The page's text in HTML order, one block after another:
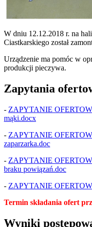
W dniu 12.12.2018 r. na
Ciastkarskiego został
Urządzenie ma pomóc w
produkcji pieczywa.
Zapytania
- ZAPYTANIE
mąki.docx
- ZAPYTANIE
zaparzarka.doc
- ZAPYTANIE
braku powiązań.doc
- ZAPYTANIE
Termin składania ofert
Wyniki